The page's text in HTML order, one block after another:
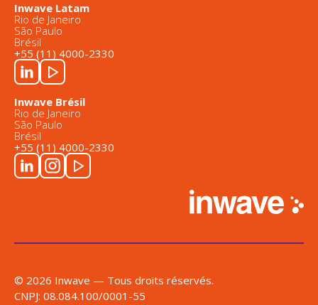
Inwave Latam
Rio de Janeiro
São Paulo
Brésil
+55 (11) 4000-2330
Inwave Brésil
Rio de Janeiro
São Paulo
Brésil
+55 (11) 4000-2330
© 2026 Inwave — Tous droits réservés.
CNPJ: 08.084.100/0001-55